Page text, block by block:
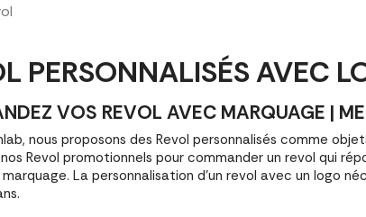
PERSONNALISÉS AVEC
VOS REVOL AVEC MARQUAGE |
nous proposons des Revol personnalisés comme
Revol promotionnels pour commander un revol qui
La personnalisation d'un revol avec un logo